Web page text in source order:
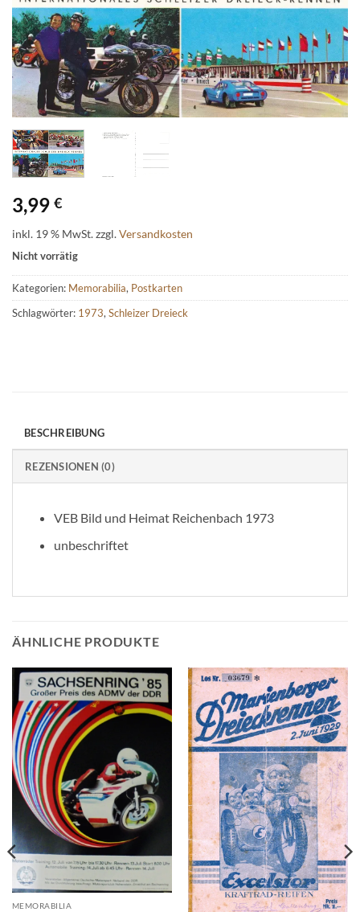
3,99 €
inkl. 19 % MwSt.zzgl.Versandkosten
Nicht vorrätig
Kategorien: Memorabilia, Postkarten
Schlagwörter: 1973, Schleizer Dreieck
BESCHREIBUNG
REZENSIONEN (0)
VEB Bild und Heimat Reichenbach 1973
unbeschriftet
ÄHNLICHE PRODUKTE
MEMORABILIA